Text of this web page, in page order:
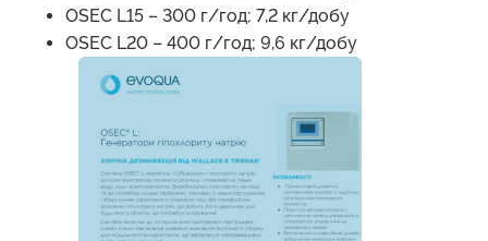
OSEC L15 – 300 г/год; 7,2 кг/добу
OSEC L20 – 400 г/год; 9,6 кг/добу